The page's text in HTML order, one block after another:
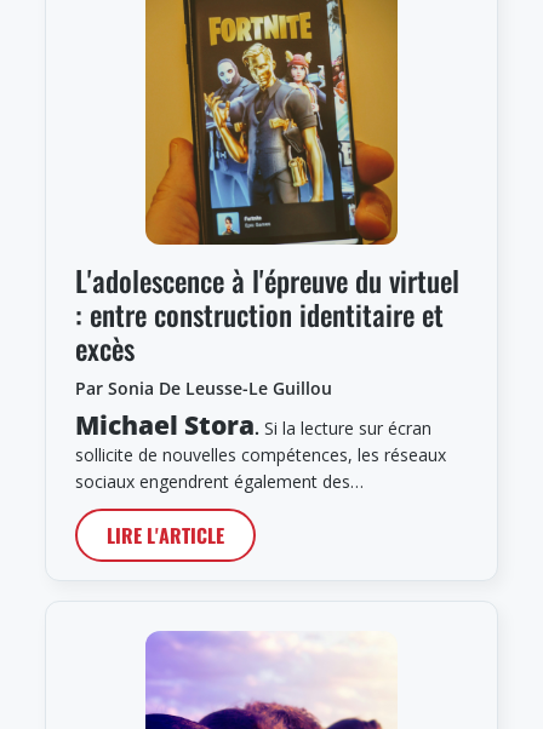
L'adolescence à l'épreuve du virtuel
: entre construction identitaire et
excès
Par Sonia De Leusse-Le Guillou
Michael Stora. Si la lecture sur écran
sollicite de nouvelles compétences, les réseaux
sociaux engendrent également des…
LIRE L'ARTICLE